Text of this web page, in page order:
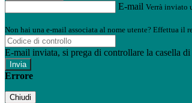
E-mail Verrà inviato
Non hai una e-mail associata al nome utente? Effettua il
E-mail inviata, si prega di controllare la casella
Errore
Chiudi